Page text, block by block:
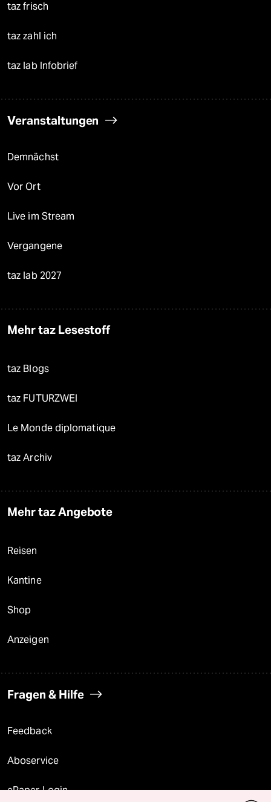
taz frisch
taz zahl ich
taz lab Infobrief
Veranstaltungen
Demnächst
Vor Ort
Live im Stream
Vergangene
taz lab 2027
Mehr taz Lesestoff
taz Blogs
taz FUTURZWEI
Le Monde diplomatique
taz Archiv
Mehr taz Angebote
Reisen
Kantine
Shop
Anzeigen
Fragen & Hilfe
Feedback
Aboservice
ePaper Login